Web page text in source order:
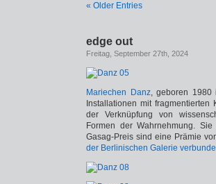
« Older Entries
edge out
Freitag, September 27th, 2024
Mariechen Danz, geboren 1980
Installationen mit
der Verknüpfung von
Formen der Wahrnehmung.
Gasag-Preis sind eine Prämie
der Berlinischen Galerie